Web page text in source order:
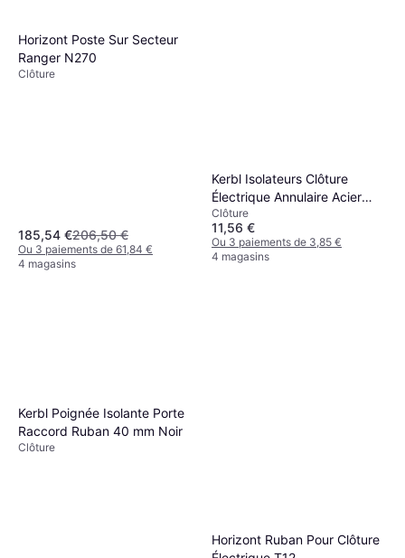
Horizont Poste Sur Secteur
Ranger N270
Clôture
185,54 €206,50 €
Ou 3 paiements de 61,84 €
4 magasins
Kerbl Isolateurs Clôture
Électrique Annulaire Acier
x25 Noir
Clôture
11,56 €
Ou 3 paiements de 3,85 €
4 magasins
Kerbl Poignée Isolante Porte
Raccord Ruban 40 mm Noir
Clôture
Horizont Ruban Pour Clôture